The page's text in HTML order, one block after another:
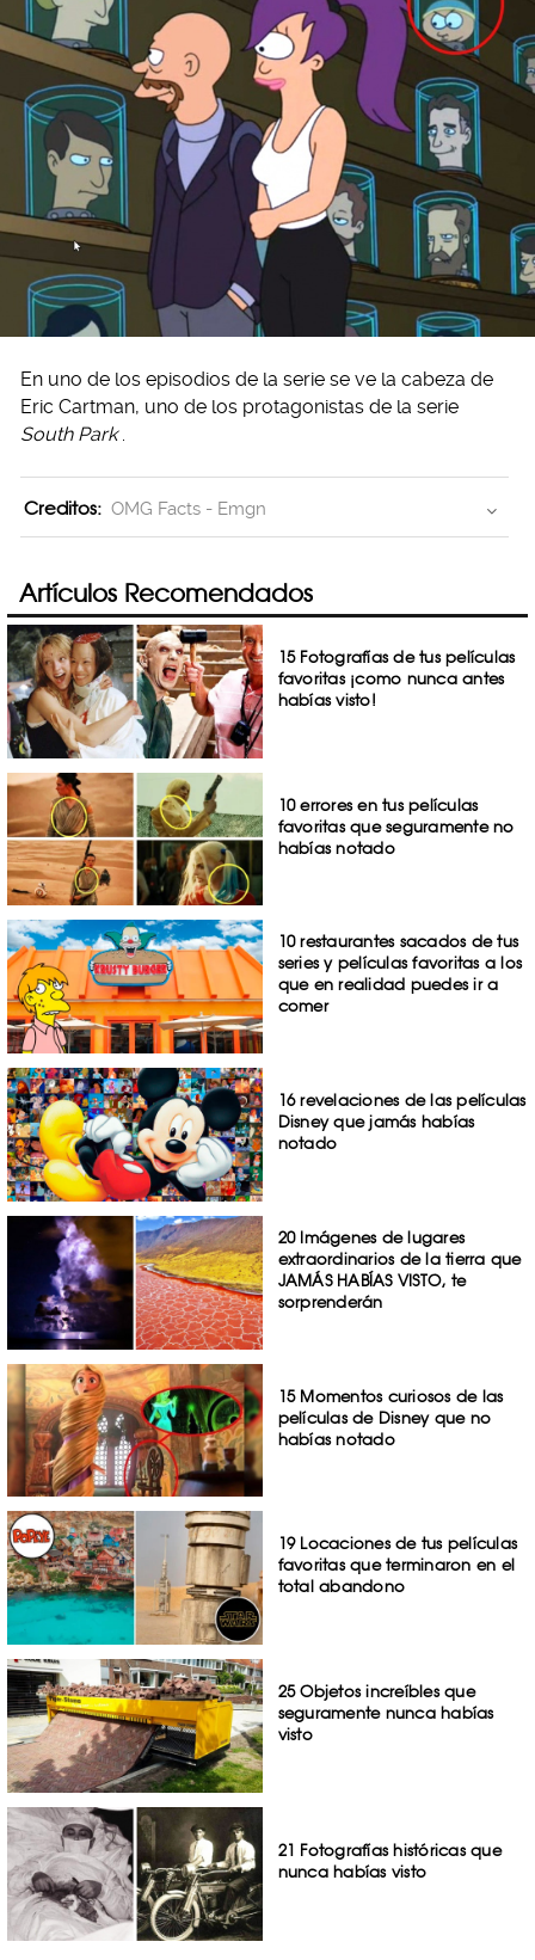
En uno de los episodios de la serie se ve la cabeza de
Eric Cartman, uno de los protagonistas de la serie
South Park .
Creditos: OMG Facts - Emgn
Artículos Recomendados
15 Fotografías de tus películas
favoritas ¡como nunca antes
habías visto!
10 errores en tus películas
favoritas que seguramente no
habías notado
10 restaurantes sacados de tus
series y películas favoritas a los
que en realidad puedes ir a
comer
16 revelaciones de las películas
Disney que jamás habías
notado
20 Imágenes de lugares
extraordinarios de la tierra que
JAMÁS HABÍAS VISTO, te
sorprenderán
15 Momentos curiosos de las
películas de Disney que no
habías notado
19 Locaciones de tus películas
favoritas que terminaron en el
total abandono
25 Objetos increíbles que
seguramente nunca habías
visto
21 Fotografías históricas que
nunca habías visto